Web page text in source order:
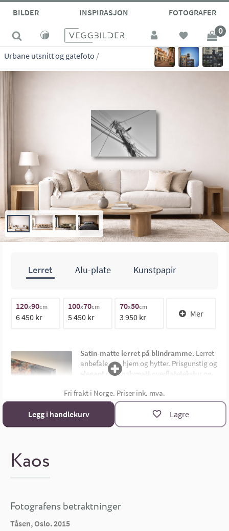
BILDER INSPIRASJON FOTOGRAFER
0
Urbane utsnitt og gatefoto /
Kaos
Lerret Alu-plate Kunstpapir
120x90cm
6 450 kr
100x70cm
5 450 kr
70x50cm
3 950 kr Mer
Satin-matte lerret på blindramme. Lerret
anbefales for hjem og hytter. Prisgunstig og
elegant med halvmatt overflatetekstur og
limtre blindramme. Bildemål oppgis som
bredde x høyde i cm.Materialoversikt
Størrelsekalkulator
Fri frakt i Norge. Priser ink. mva.
Legg i handlekurv Lagre
Fotografens betraktninger
Tåsen, Oslo. 2015